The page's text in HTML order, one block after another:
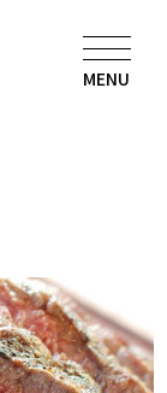
MENU